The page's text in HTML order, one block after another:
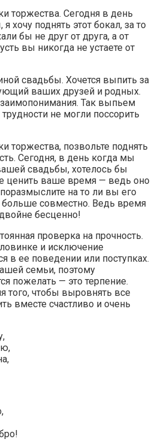
торжества. Сегодня в день
хочу поднять этот бокал, за то
бы не друг от друга, а от
вы никогда не устаете от
свадьбы. Хочется выпить за
ваших друзей и родных.
Так выпьем
не могли поссорить
торжества, позвольте поднять
Сегодня, в день когда мы
свадьбы, хотелось бы
ценить ваше время — ведь оно
на то ли вы его
больше совместно. Ведь время
бесценно!
проверка на прочность.
и исключение
в ее поведении или поступках.
семьи, поэтому
пожелать — это терпение.
того, чтобы выровнять все
вместе счастливо и очень